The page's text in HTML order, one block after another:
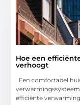
Hoe een
verhoogt
Een comfortabel
efficiënte